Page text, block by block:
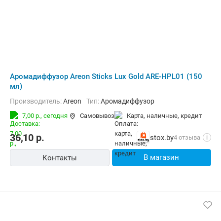
Аромадиффузор Areon Sticks Lux Gold ARE-HPL01 (150
мл)
Производитель:Areon Тип:Аромадиффузор
7,00 р., сегодня Самовывоз карта, наличные, кредит
36,10 р. stox.by4 отзыва i
Контакты В магазин